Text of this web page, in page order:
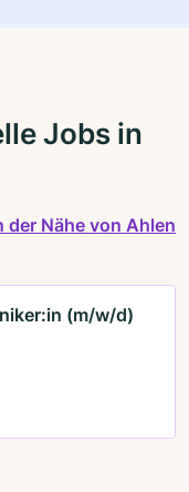
Jobs in
der Nähe von Ahlen
(m/w/d)